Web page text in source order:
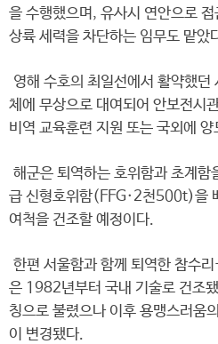
을 수행했으며, 유사시 연안으로
상륙 세력을 차단하는 임무도 맡았
영해 수호의 최일선에서 활약했
체에 무상으로 대여되어 안보전시
비역 교육훈련 지원 또는 국외에
해군은 퇴역하는 호위함과 초계
급 신형호위함(FFG·2천500t)을
여척을 건조할 예정이다.
한편 서울함과 함께 퇴역한 참
은 1982년부터 국내 기술로 건조
칭으로 불렸으나 이후 용맹스러움
이 변경됐다.